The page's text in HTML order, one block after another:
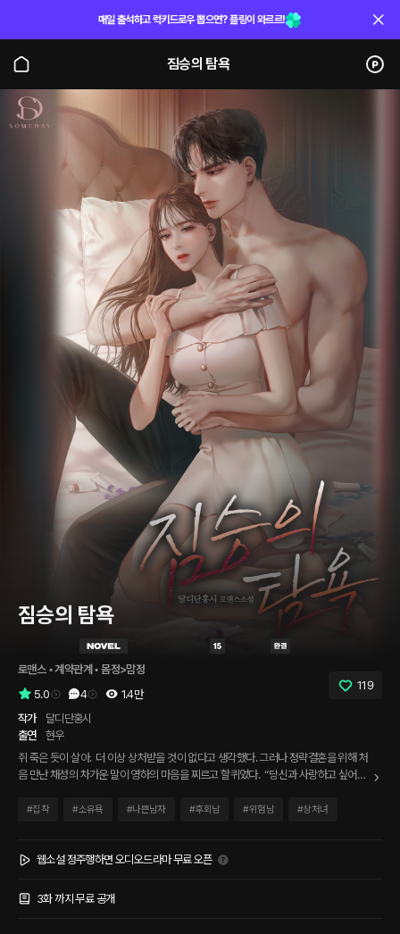
매일 출석하고 럭키드로우 뽑으면? 플링이 와르르!
짐승의 탐욕
짐승의 탐욕
로맨스 • 계약관계 • 몸정>맘정
5.0
4 1.4만
119
작가
달디단홍시
출연
현우
쥐 죽은 듯이 살아. ​ 더 이상 상처받을 것이 없다고 생각했다. 그러나 정략결혼을 위해 처
음 만난 채성의 차가운 말이 영하의 마음을 찌르고 할퀴었다. ​ “당신과 사랑하고 싶어서
를 짓밟기 위해 그녀를 밟아버린 걸 알기 전까지는. ​ *** ​ “네 그림 되찾아줄게.” ​ 채성이
아래에 깔려서 울고 싶지 않으면.”
#집착 #소유욕 #나쁜남자 #후회남 #위험남 #상처녀
웹소설 정주행하면 오디오드라마 무료 오픈
3화 까지 무료 공개